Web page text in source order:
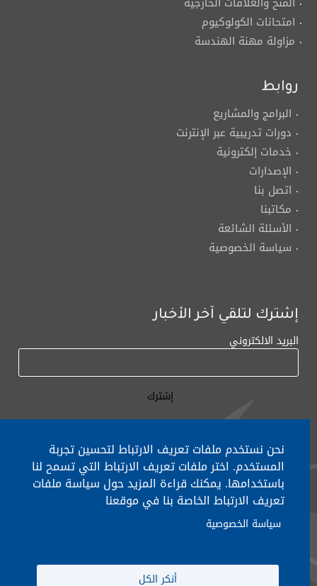
امتحانات الكولوكيوم
مزاولة مهنة الهندسة
روابط
البرامج والمشاريع
دورات تدريبية عبر الإنترنت
خدمات إلكترونية
الإصدارات
اتصل بنا
مكاتبنا
الأسئلة الشائعة
سياسة الخصوصية
إشترك لتلقي آخر الأخبار
البريد الالكتروني
لأي إستفسار الإتصال على:٠١/٧٧٢٠٠٠
جميع الحقوق محفوظة © 2026 , وزارة التربية والتعليم العالي، لبنان.
انشأ من قبلICT
نحن نستخدم ملفات تعريف الارتباط لتحسين تجربة
المستخدم. اختر ملفات تعريف الارتباط التي تسمح لنا
باستخدامها. يمكنك قراءة المزيد حول سياسة ملفات
تعريف الارتباط الخاصة بنا في موقعنا
سياسة الخصوصية
أنكر الكل